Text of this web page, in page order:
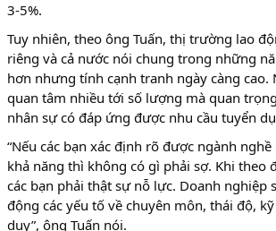
3-5%.
Tuy nhiên, theo ông Tuấn, thị trường lao
riêng và cả nước nói chung trong những
hơn nhưng tính cạnh tranh ngày càng cao.
quan tâm nhiều tới số lượng mà quan
nhân sự có đáp ứng được nhu cầu tuyển
“Nếu các bạn xác định rõ được ngành
khả năng thì không có gì phải sợ. Khi theo
các bạn phải thật sự nỗ lực. Doanh nghiệp
động các yếu tố về chuyên môn, thái độ,
duy”, ông Tuấn nói.